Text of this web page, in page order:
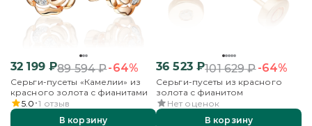
32 199₽89 594₽-64%
Серьги-пусеты «Камелии» из
красного золота с фианитами
5.0 1 отзыв
В корзину
36 523₽101 629₽-64%
Серьги-пусеты из красного
золота с фианитом
Нет оценок
В корзину